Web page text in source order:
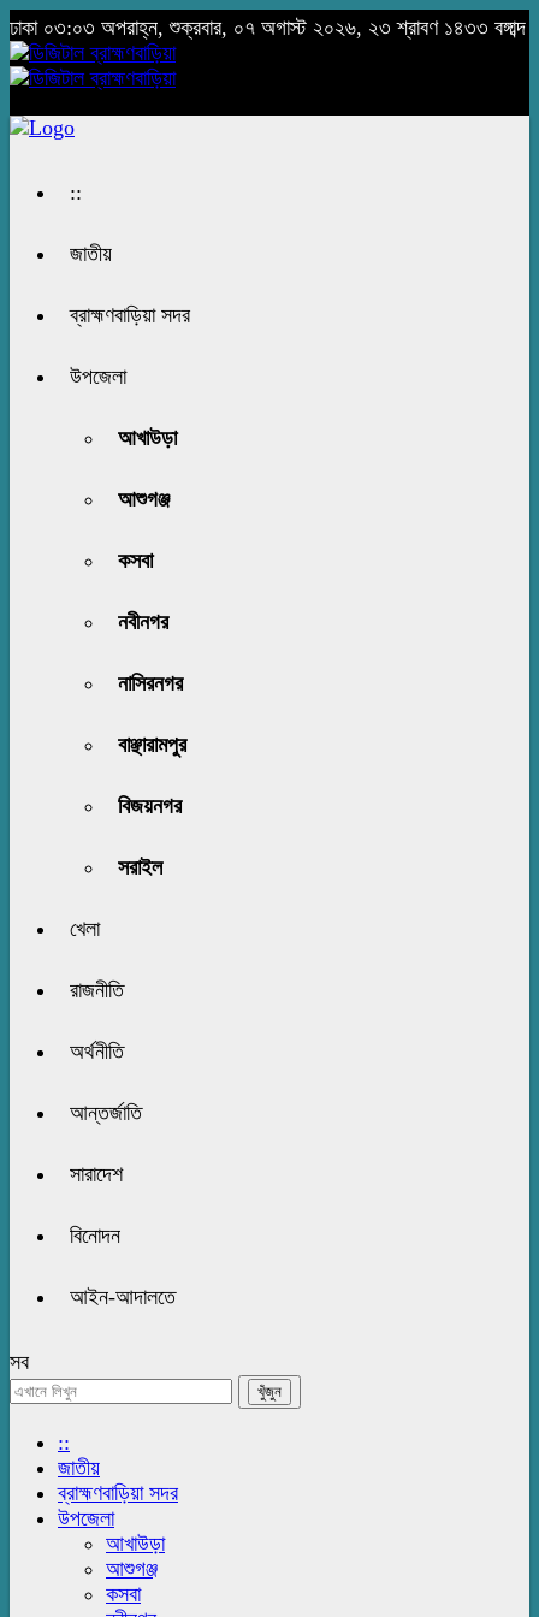
ঢাকা ০৩:০৩ অপরাহ্ন, শুক্রবার, ০৭ অগাস্ট ২০২৬, ২৩ শ্রাবণ ১৪৩৩ বঙ্গাব্দ
::
জাতীয়
ব্রাহ্মণবাড়িয়া সদর
উপজেলা
আখাউড়া
আশুগঞ্জ
কসবা
নবীনগর
নাসিরনগর
বাঞ্ছারামপুর
বিজয়নগর
সরাইল
খেলা
রাজনীতি
অর্থনীতি
আন্তর্জাতি
সারাদেশ
বিনোদন
আইন-আদালতে
সব
::
জাতীয়
ব্রাহ্মণবাড়িয়া সদর
উপজেলা
আখাউড়া
আশুগঞ্জ
কসবা